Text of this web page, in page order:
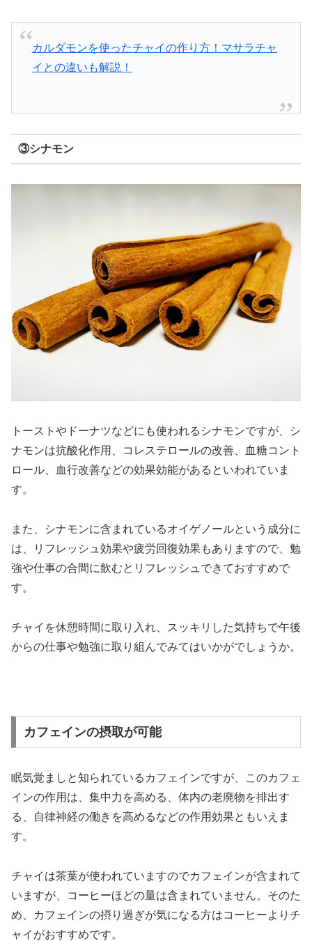
カルダモンを使ったチャイの作り方！マサラチャ
イとの違いも解説！
③シナモン
トーストやドーナツなどにも使われるシナモンですが、シ
ナモンは抗酸化作用、コレステロールの改善、血糖コント
ロール、血行改善などの効果効能があるといわれていま
す。
また、シナモンに含まれているオイゲノールという成分に
は、リフレッシュ効果や疲労回復効果もありますので、勉
強や仕事の合間に飲むとリフレッシュできておすすめで
す。
チャイを休憩時間に取り入れ、スッキリした気持ちで午後
からの仕事や勉強に取り組んでみてはいかがでしょうか。
カフェインの摂取が可能
眠気覚ましと知られているカフェインですが、このカフェ
インの作用は、集中力を高める、体内の老廃物を排出す
る、自律神経の働きを高めるなどの作用効果ともいえま
す。
チャイは茶葉が使われていますのでカフェインが含まれて
いますが、コーヒーほどの量は含まれていません。そのた
め、カフェインの摂り過ぎが気になる方はコーヒーよりチ
ャイがおすすめです。